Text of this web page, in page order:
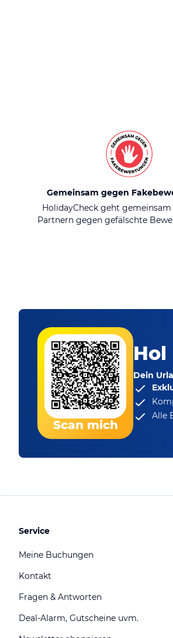
Gemeinsam gegen
HolidayCheck geht
Partnern gegen gefälschte
Scan mich
Hol
Dein
Alle
Service
Meine Buchungen
Kontakt
Fragen & Antworten
Deal-Alarm, Gutscheine uvm.